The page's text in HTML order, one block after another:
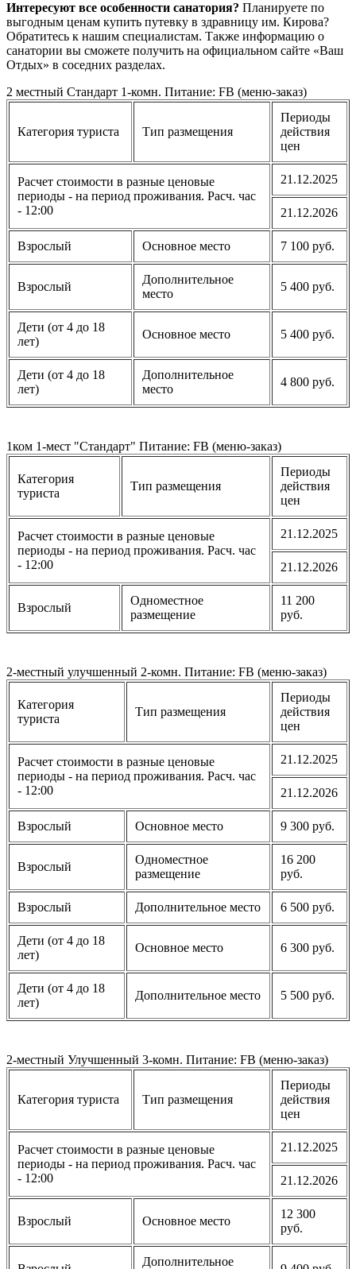
Интересуют все особенности санатория? Планируете по
выгодным ценам купить путевку в здравницу им. Кирова?
Обратитесь к нашим специалистам. Также информацию о
санатории вы сможете получить на официальном сайте «Ваш
Отдых» в соседних разделах.
2 местный Стандарт 1-комн. Питание: FB (меню-заказ)
Категория туриста Тип размещения
Периоды
действия
цен
Расчет стоимости в разные ценовые
периоды - на период проживания. Расч. час
- 12:00
21.12.2025
21.12.2026
Взрослый Основное место 7 100 руб.
Взрослый
Дополнительное
место
5 400 руб.
Дети (от 4 до 18
лет)
Основное место 5 400 руб.
Дети (от 4 до 18
лет)
Дополнительное
место
4 800 руб.
1ком 1-мест "Стандарт" Питание: FB (меню-заказ)
Категория
туриста
Тип размещения
Периоды
действия
цен
Расчет стоимости в разные ценовые
периоды - на период проживания. Расч. час
- 12:00
21.12.2025
21.12.2026
Взрослый
Одноместное
размещение
11 200
руб.
2-местный улучшенный 2-комн. Питание: FB (меню-заказ)
Категория
туриста
Тип размещения
Периоды
действия
цен
Расчет стоимости в разные ценовые
периоды - на период проживания. Расч. час
- 12:00
21.12.2025
21.12.2026
Взрослый Основное место 9 300 руб.
Взрослый
Одноместное
размещение
16 200
руб.
Взрослый Дополнительное место 6 500 руб.
Дети (от 4 до 18
лет)
Основное место 6 300 руб.
Дети (от 4 до 18
лет)
Дополнительное место 5 500 руб.
2-местный Улучшенный 3-комн. Питание: FB (меню-заказ)
Категория туриста Тип размещения
Периоды
действия
цен
Расчет стоимости в разные ценовые
периоды - на период проживания. Расч. час
- 12:00
21.12.2025
21.12.2026
Взрослый Основное место
12 300
руб.
Дополнительное